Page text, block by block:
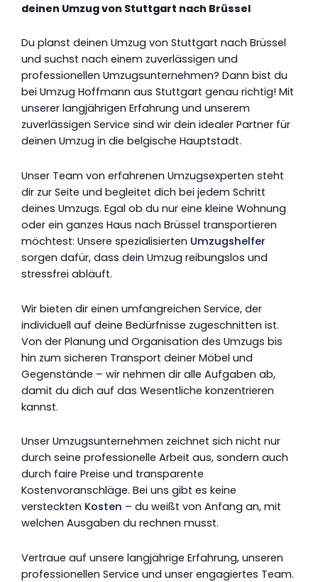
deinen Umzug von Stuttgart nach Brüssel
Du planst deinen Umzug von Stuttgart nach Brüssel
und suchst nach einem zuverlässigen und
professionellen Umzugsunternehmen? Dann bist du
bei Umzug Hoffmann aus Stuttgart genau richtig! Mit
unserer langjährigen Erfahrung und unserem
zuverlässigen Service sind wir dein idealer Partner für
deinen Umzug in die belgische Hauptstadt.
Unser Team von erfahrenen Umzugsexperten steht
dir zur Seite und begleitet dich bei jedem Schritt
deines Umzugs. Egal ob du nur eine kleine Wohnung
oder ein ganzes Haus nach Brüssel transportieren
möchtest: Unsere spezialisierten Umzugshelfer
sorgen dafür, dass dein Umzug reibungslos und
stressfrei abläuft.
Wir bieten dir einen umfangreichen Service, der
individuell auf deine Bedürfnisse zugeschnitten ist.
Von der Planung und Organisation des Umzugs bis
hin zum sicheren Transport deiner Möbel und
Gegenstände – wir nehmen dir alle Aufgaben ab,
damit du dich auf das Wesentliche konzentrieren
kannst.
Unser Umzugsunternehmen zeichnet sich nicht nur
durch seine professionelle Arbeit aus, sondern auch
durch faire Preise und transparente
Kostenvoranschläge. Bei uns gibt es keine
versteckten Kosten – du weißt von Anfang an, mit
welchen Ausgaben du rechnen musst.
Vertraue auf unsere langjährige Erfahrung, unseren
professionellen Service und unser engagiertes Team.